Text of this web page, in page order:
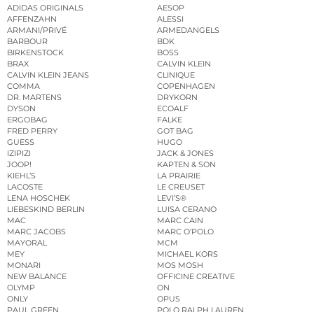
ADIDAS ORIGINALS
AESOP
AFFENZAHN
ALESSI
ARMANI/PRIVÉ
ARMEDANGELS
BARBOUR
BDK
BIRKENSTOCK
BOSS
BRAX
CALVIN KLEIN
CALVIN KLEIN JEANS
CLINIQUE
COMMA
COPENHAGEN
DR. MARTENS
DRYKORN
DYSON
ECOALF
ERGOBAG
FALKE
FRED PERRY
GOT BAG
GUESS
HUGO
IZIPIZI
JACK & JONES
JOOP!
KAPTEN & SON
KIEHL’S
LA PRAIRIE
LACOSTE
LE CREUSET
LENA HOSCHEK
LEVI’S®
LIEBESKIND BERLIN
LUISA CERANO
MAC
MARC CAIN
MARC JACOBS
MARC O’POLO
MAYORAL
MCM
MEY
MICHAEL KORS
MONARI
MOS MOSH
NEW BALANCE
OFFICINE CREATIVE
OLYMP
ON
ONLY
OPUS
PAUL GREEN
POLO RALPH LAUREN